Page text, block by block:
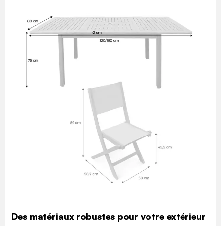
Des matériaux robustes pour votre extérieur